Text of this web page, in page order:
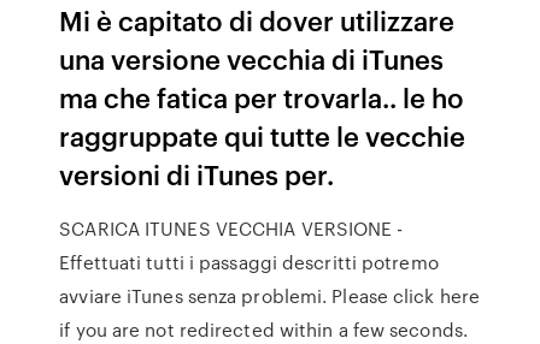
Mi è capitato di dover utilizzare
una versione vecchia di iTunes
ma che fatica per trovarla.. le ho
raggruppate qui tutte le vecchie
versioni di iTunes per.
SCARICA ITUNES VECCHIA VERSIONE -
Effettuati tutti i passaggi descritti potremo
avviare iTunes senza problemi. Please click here
if you are not redirected within a few seconds.